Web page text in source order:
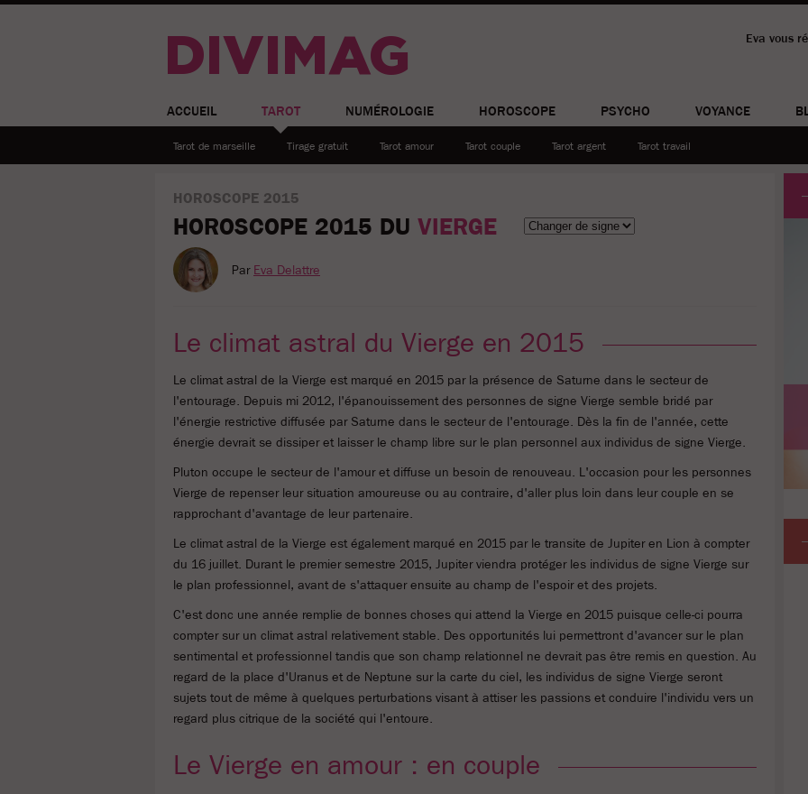
DIVIMAG Eva vous
ACCUEIL TAROT
tarot de marseille tirage gratuit tarot amour tarot couple tarot argent tarot travail
NUMÉROLOGIE HOROSCOPE PSYCHO VOYANCE
HOROSCOPE 2015
HOROSCOPE 2015 DU VIERGE
Par Eva Delattre
Le climat astral du Vierge en 2015
Le climat astral de la Vierge est marqué en 2015 par la présence de Saturne dans le secteur de
l'entourage. Depuis mi 2012, l'épanouissement des personnes de signe Vierge semble bridé par
l'énergie restrictive diffusée par Saturne dans le secteur de l'entourage. Dès la fin de l'année, cette
énergie devrait se dissiper et laisser le champ libre sur le plan personnel aux individus de signe Vierge.
Pluton occupe le secteur de l'amour et diffuse un besoin de renouveau. L'occasion pour les personnes
Vierge de repenser leur situation amoureuse ou au contraire, d'aller plus loin dans leur couple en se
rapprochant d'avantage de leur partenaire.
Le climat astral de la Vierge est également marqué en 2015 par le transite de Jupiter en Lion à compter
du 16 juillet. Durant le premier semestre 2015, Jupiter viendra protéger les individus de signe Vierge sur
le plan professionnel, avant de s'attaquer ensuite au champ de l'espoir et des projets.
C'est donc une année remplie de bonnes choses qui attend la Vierge en 2015 puisque celle-ci pourra
compter sur un climat astral relativement stable. Des opportunités lui permettront d'avancer sur le plan
sentimental et professionnel tandis que son champ relationnel ne devrait pas être remis en question. Au
regard de la place d'Uranus et de Neptune sur la carte du ciel, les individus de signe Vierge seront
sujets tout de même à quelques perturbations visant à attiser les passions et conduire l'individu vers un
regard plus citrique de la société qui l'entoure.
Le Vierge en amour : en couple